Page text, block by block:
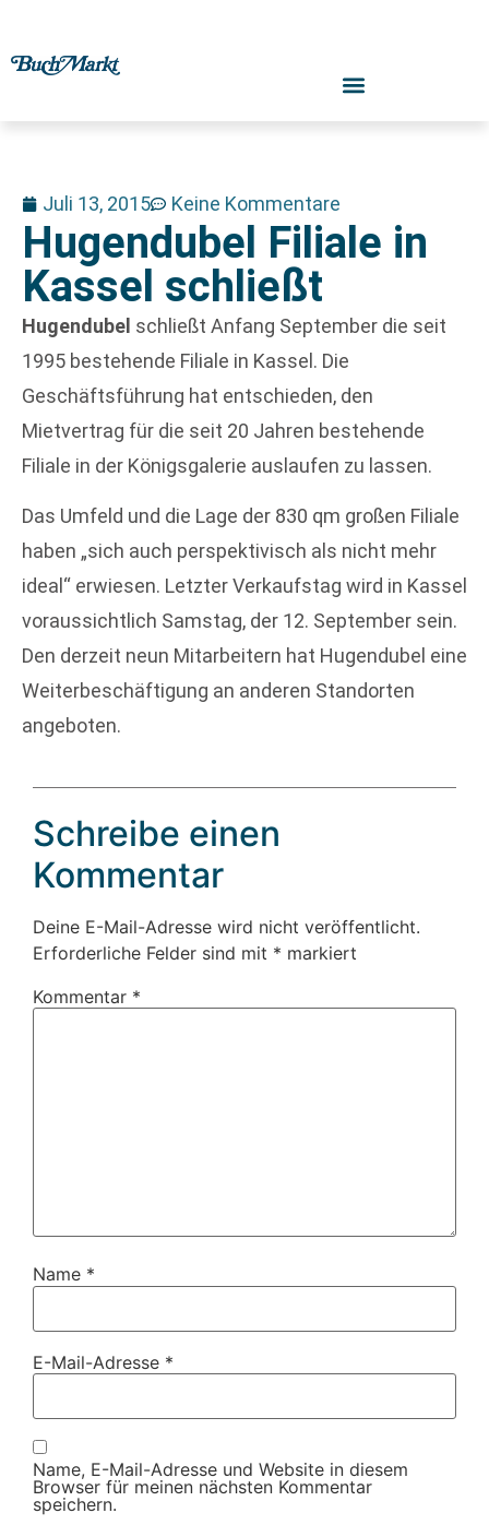
Juli 13, 2015 Keine Kommentare
Hugendubel Filiale in
Kassel schließt
Hugendubel schließt Anfang September die seit
1995 bestehende Filiale in Kassel. Die
Geschäftsführung hat entschieden, den
Mietvertrag für die seit 20 Jahren bestehende
Filiale in der Königsgalerie auslaufen zu lassen.
Das Umfeld und die Lage der 830 qm großen Filiale
haben „sich auch perspektivisch als nicht mehr
ideal“ erwiesen. Letzter Verkaufstag wird in Kassel
voraussichtlich Samstag, der 12. September sein.
Den derzeit neun Mitarbeitern hat Hugendubel eine
Weiterbeschäftigung an anderen Standorten
angeboten.
Schreibe einen
Kommentar
Deine E-Mail-Adresse wird nicht veröffentlicht.
Erforderliche Felder sind mit * markiert
Kommentar *
Name *
E-Mail-Adresse *
Name, E-Mail-Adresse und Website in diesem
Browser für meinen nächsten Kommentar
speichern.